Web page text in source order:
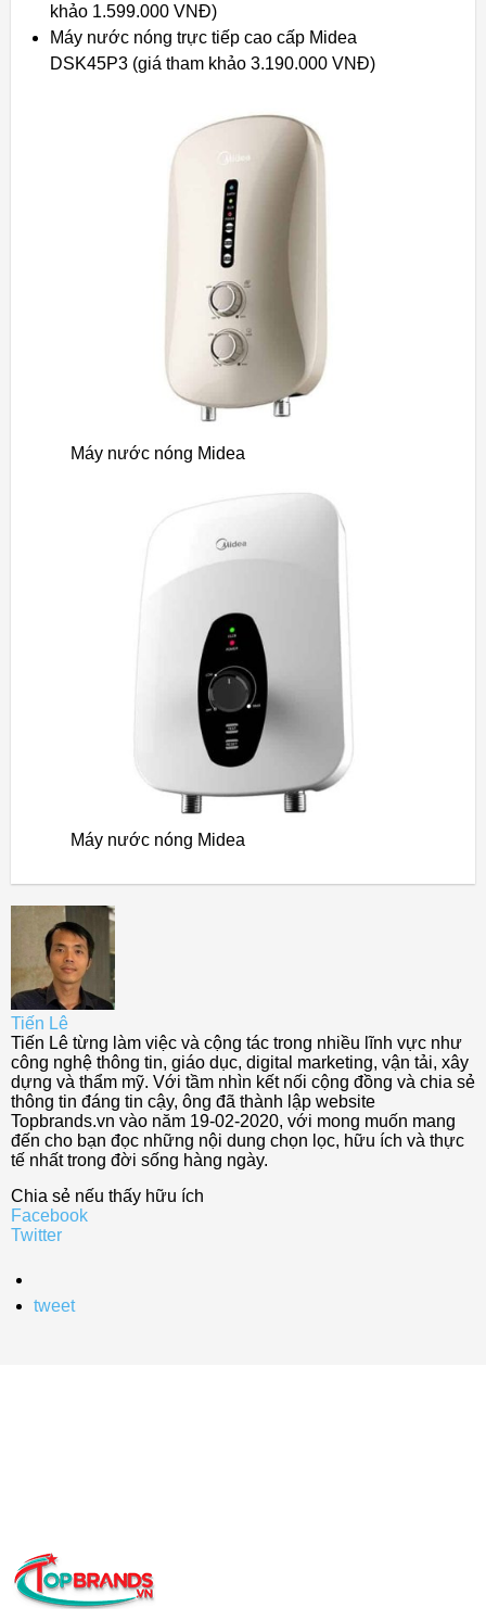
khảo 1.599.000 VNĐ)
Máy nước nóng trực tiếp cao cấp Midea
DSK45P3 (giá tham khảo 3.190.000 VNĐ)
Máy nước nóng Midea
Máy nước nóng Midea
Tiến Lê
Tiến Lê từng làm việc và cộng tác trong nhiều lĩnh vực như
công nghệ thông tin, giáo dục, digital marketing, vận tải, xây
dựng và thẩm mỹ. Với tầm nhìn kết nối cộng đồng và chia sẻ
thông tin đáng tin cậy, ông đã thành lập website
Topbrands.vn vào năm 19-02-2020, với mong muốn mang
đến cho bạn đọc những nội dung chọn lọc, hữu ích và thực
tế nhất trong đời sống hàng ngày.
Chia sẻ nếu thấy hữu ích
Facebook
Twitter
tweet